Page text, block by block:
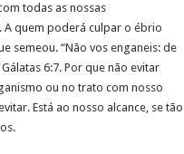
todas as nossas
quem poderá culpar o ébrio
semeou. “Não vos enganeis: de
6:7. Por que não evitar
ou no trato com nosso
Está ao nosso alcance, se tão